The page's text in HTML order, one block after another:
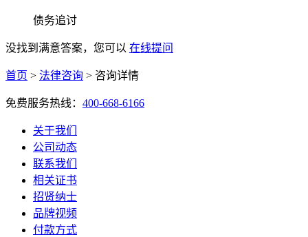
债务追讨
没找到满意答案，您可以 在线提问
首页 > 法律咨询 > 咨询详情
免费服务热线： 400-668-6166
关于我们
公司动态
联系我们
相关证书
招贤纳士
品牌视频
付款方式